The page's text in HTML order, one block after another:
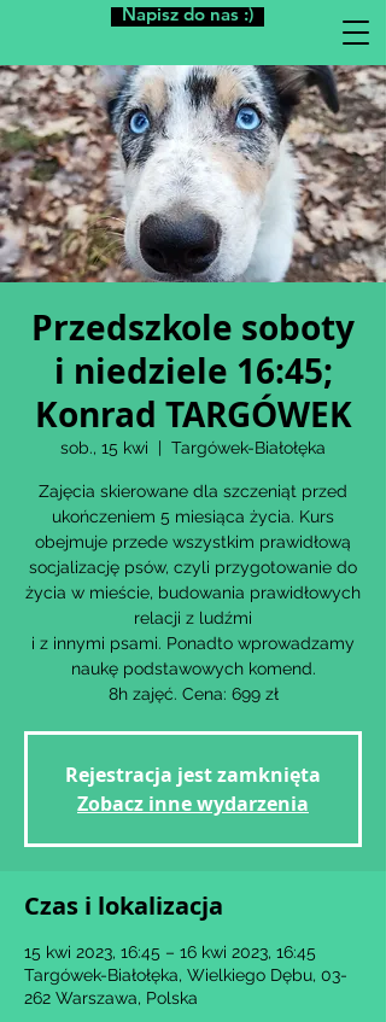
Napisz do nas :)
Przedszkole soboty
i niedziele 16:45;
Konrad TARGÓWEK
sob., 15 kwi
  |
Targówek-Białołęka
Zajęcia skierowane dla szczeniąt przed
ukończeniem 5 miesiąca życia. Kurs
obejmuje przede wszystkim prawidłową
socjalizację psów, czyli przygotowanie do
życia w mieście, budowania prawidłowych
relacji z ludźmi
i z innymi psami. Ponadto wprowadzamy
naukę podstawowych komend.
8h zajęć. Cena: 699 zł
Rejestracja jest zamknięta
Zobacz inne wydarzenia
Czas i lokalizacja
15 kwi 2023, 16:45 – 16 kwi 2023, 16:45
Targówek-Białołęka, Wielkiego Dębu, 03-
262 Warszawa, Polska